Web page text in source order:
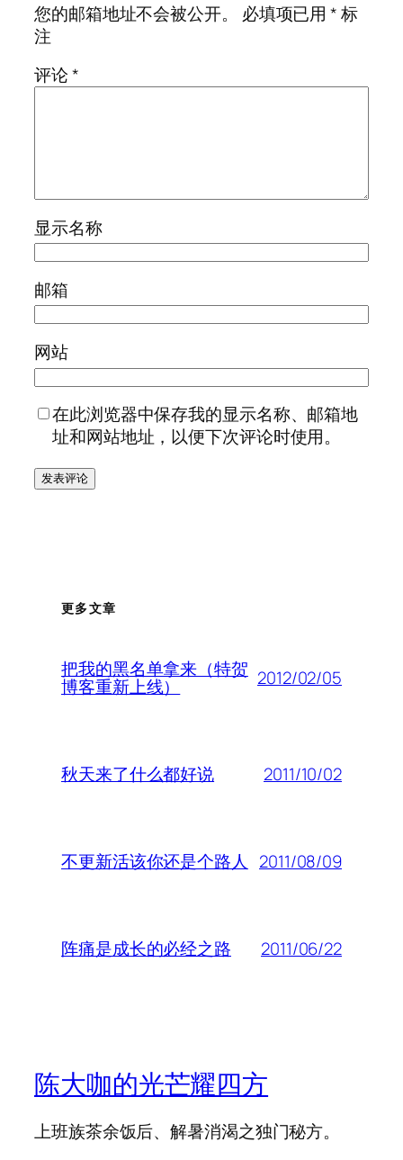
您的邮箱地址不会被公开。
必填项已用*标
注
评论*
显示名称
邮箱
网站
在此浏览器中保存我的显示名称、邮箱地
址和网站地址，以便下次评论时使用。
更多文章
把我的黑名单拿来（特贺
博客重新上线） 2012/02/05
秋天来了什么都好说 2011/10/02
不更新活该你还是个路人 2011/08/09
阵痛是成长的必经之路 2011/06/22
陈大咖的光芒耀四方
上班族茶余饭后、解暑消渴之独门秘方。